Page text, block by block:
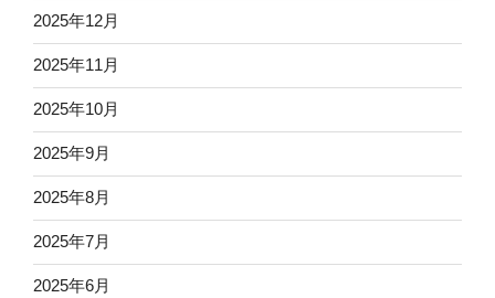
2025年12月
2025年11月
2025年10月
2025年9月
2025年8月
2025年7月
2025年6月